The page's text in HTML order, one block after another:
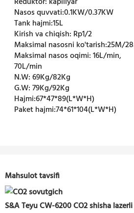
Nasos quvvati:0.1KW/0.37KW
Tank hajmi:15L
Kirish va chiqish: Rp1/2
Maksimal nasosni ko'tarish:25M/
Maksimal nasos oqimi:16L/min,
70L/min
N.W:69Kg/82Kg
G.W:79Kg/92Kg
Hajmi:67*47*89(L*W*H)
Paket hajmi:74*61*104(L*W*H)
Mahsulot tavsifi
S&A Teyu CW-6200 CO2 shisha